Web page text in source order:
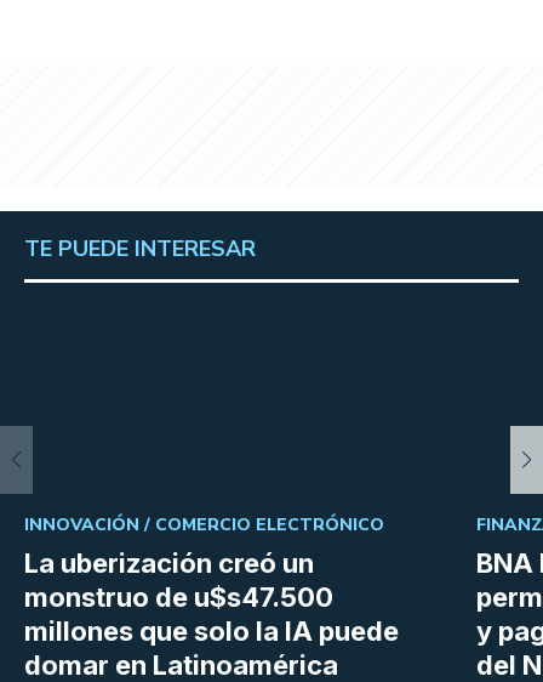
TE PUEDE INTERESAR
La uberización creó un
monstruo de u$s47.500
millones que solo la IA puede
domar en Latinoamérica
INNOVACIÓN / COMERCIO ELECTRÓNICO
BNA
y
del